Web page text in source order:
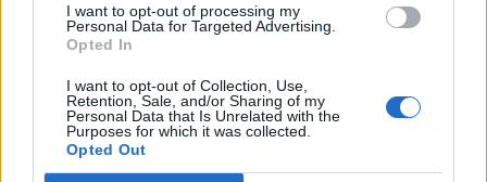
I want to opt-out of processing my
Personal Data for Targeted Advertising.
Opted In
I want to opt-out of Collection, Use,
Retention, Sale, and/or Sharing of my
Personal Data that Is Unrelated with the
Purposes for which it was collected.
Opted Out